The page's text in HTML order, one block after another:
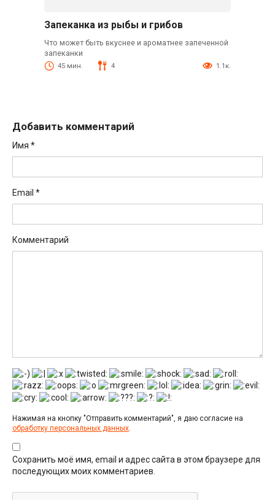
Запеканка из рыбы и грибов
Что может быть вкуснее и ароматнее запеченной
запеканки
45 мин. 4 1.1к.
Добавить комментарий
Имя *
Email *
Комментарий
Нажимая на кнопку "Отправить комментарий", я даю согласие на
обработку персональных данных.
Сохранить моё имя, email и адрес сайта в этом браузере для
последующих моих комментариев.